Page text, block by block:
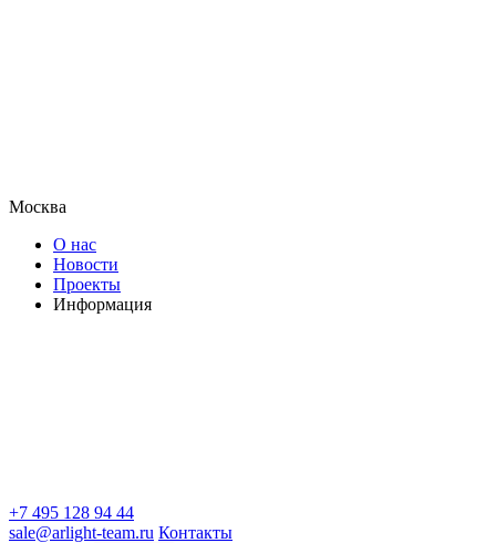
Москва
О нас
Новости
Проекты
Информация
+7 495 128 94 44
sale@arlight-team.ru Контакты